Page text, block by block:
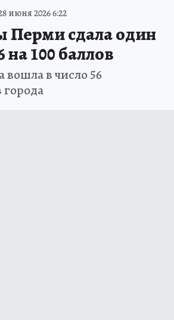
июня 2026 6:22
Перми сдала один
на 100 баллов
в число 56
города